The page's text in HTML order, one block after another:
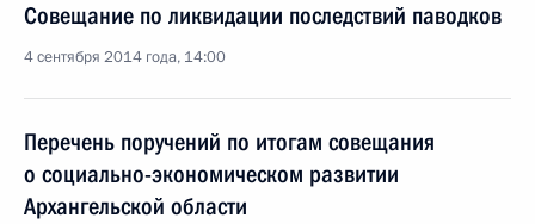
Совещание по ликвидации последствий паводков
4 сентября 2014 года, 14:00
Перечень поручений по итогам совещания
о социально-экономическом развитии
Архангельской области